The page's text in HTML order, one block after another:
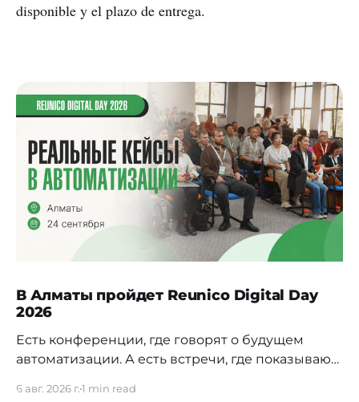
disponible y el plazo de entrega.
В Алматы пройдет Reunico Digital Day
2026
Есть конференции, где говорят о будущем
автоматизации. А есть встречи, где показывают,
6 авг. 2026 г.1 min read